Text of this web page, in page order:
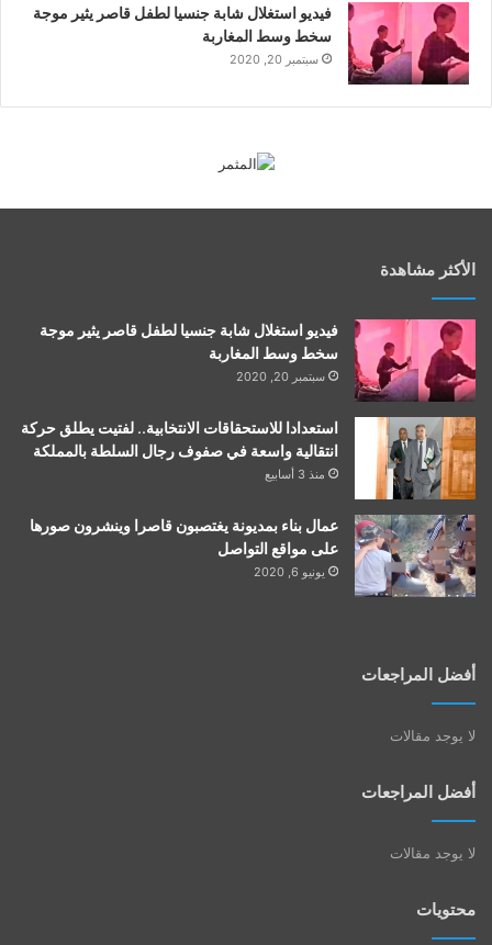
فيديو استغلال شابة جنسيا لطفل قاصر يثير موجة
سخط وسط المغاربة
سبتمبر 20, 2020
الأكثر مشاهدة
فيديو استغلال شابة جنسيا لطفل قاصر يثير موجة
سخط وسط المغاربة
سبتمبر 20, 2020
استعدادا للاستحقاقات الانتخابية.. لفتيت يطلق حركة
انتقالية واسعة في صفوف رجال السلطة بالمملكة
منذ 3 أسابيع
عمال بناء بمديونة يغتصبون قاصرا وينشرون صورها
على مواقع التواصل
يونيو 6, 2020
أفضل المراجعات
لا يوجد مقالات
أفضل المراجعات
لا يوجد مقالات
محتويات